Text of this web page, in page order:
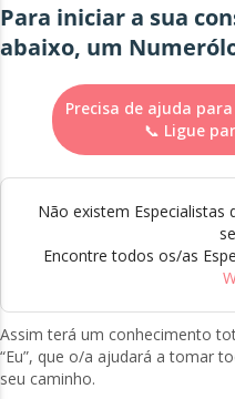
Para iniciar a sua
abaixo, um
Precisa de ajuda
📞 Ligue
Não existem
Encontre todos os/as
Assim terá um conhecimento
“Eu”, que o/a ajudará a tomar
seu caminho.